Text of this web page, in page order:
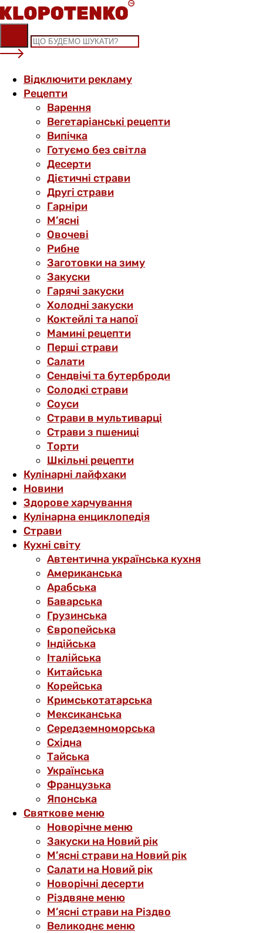
Skip
to
content
Відключити рекламу
Рецепти
Варення
Вегетаріанські рецепти
Випічка
Готуємо без світла
Десерти
Дієтичні страви
Другі страви
Гарніри
М’ясні
Овочеві
Рибне
Заготовки на зиму
Закуски
Гарячі закуски
Холодні закуски
Коктейлі та напої
Мамині рецепти
Перші страви
Салати
Сендвічі та бутерброди
Солодкі страви
Соуси
Страви в мультиварці
Страви з пшениці
Торти
Шкільні рецепти
Кулінарні лайфхаки
Новини
Здорове харчування
Кулінарна енциклопедія
Страви
Кухні світу
Автентична українська кухня
Американська
Арабська
Баварська
Грузинська
Європейська
Індійська
Італійська
Китайська
Корейська
Кримськотатарська
Мексиканська
Середземноморська
Східна
Тайська
Українська
Французька
Японська
Святкове меню
Новорічне меню
Закуски на Новий рік
М’ясні страви на Новий рік
Салати на Новий рік
Новорічні десерти
Різдвяне меню
М’ясні страви на Різдво
Великоднє меню